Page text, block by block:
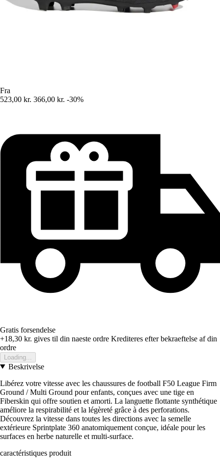
Fra
523,00 kr. 366,00 kr. -30%
Gratis forsendelse
+18,30 kr. gives til din naeste ordre Krediteres efter bekraeftelse af din
ordre
Loading...
Beskrivelse
Libérez votre vitesse avec les chaussures de football F50 League Firm
Ground / Multi Ground pour enfants, conçues avec une tige en
Fiberskin qui offre soutien et amorti. La languette flottante synthétique
améliore la respirabilité et la légèreté grâce à des perforations.
Découvrez la vitesse dans toutes les directions avec la semelle
extérieure Sprintplate 360 anatomiquement conçue, idéale pour les
surfaces en herbe naturelle et multi-surface.
caractéristiques produit